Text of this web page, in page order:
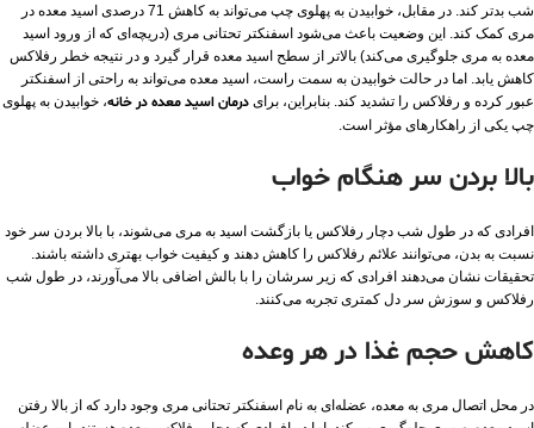
شب بدتر کند. در مقابل، خوابیدن به پهلوی چپ می‌تواند به کاهش 71 درصدی اسید معده در
مری کمک کند. این وضعیت باعث می‌شود اسفنکتر تحتانی مری (دریچه‌ای که از ورود اسید
معده به مری جلوگیری می‌کند) بالاتر از سطح اسید معده قرار گیرد و در نتیجه خطر رفلاکس
کاهش یابد. اما در حالت خوابیدن به سمت راست، اسید معده می‌تواند به راحتی از اسفنکتر
عبور کرده و رفلاکس را تشدید کند. بنابراین، برای درمان اسید معده در خانه، خوابیدن به پهلوی
چپ یکی از راهکارهای مؤثر است.
بالا بردن سر هنگام خواب
افرادی که در طول شب دچار رفلاکس یا بازگشت اسید به مری می‌شوند، با بالا بردن سر خود
نسبت به بدن، می‌توانند علائم رفلاکس را کاهش دهند و کیفیت خواب بهتری داشته باشند.
تحقیقات نشان می‌دهند افرادی که زیر سرشان را با بالش اضافی بالا می‌آورند، در طول شب
رفلاکس و سوزش سر دل کمتری تجربه می‌کنند.
کاهش حجم غذا در هر وعده
در محل اتصال مری به معده، عضله‌ای به نام اسفنکتر تحتانی مری وجود دارد که از بالا رفتن